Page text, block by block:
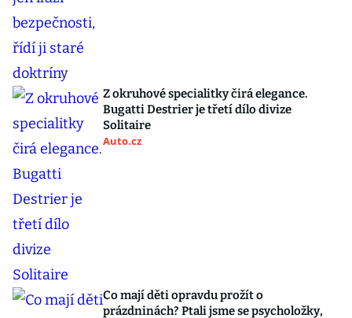
Z okruhové specialitky čirá elegance.
Bugatti Destrier je třetí dílo divize
Solitaire
Auto.cz
Co mají děti opravdu prožít o
prázdninách? Ptali jsme se psycholožky,